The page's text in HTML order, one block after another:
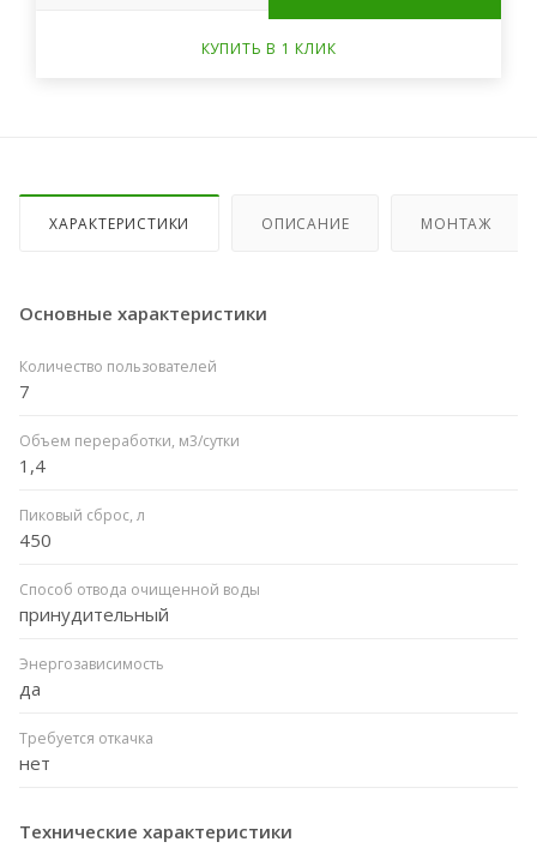
КУПИТЬ В 1 КЛИК
ХАРАКТЕРИСТИКИ ОПИСАНИЕ МОНТАЖ
Основные характеристики
Количество пользователей
7
Объем переработки, м3/сутки
1,4
Пиковый сброс, л
450
Способ отвода очищенной воды
принудительный
Энергозависимость
да
Требуется откачка
нет
Технические характеристики